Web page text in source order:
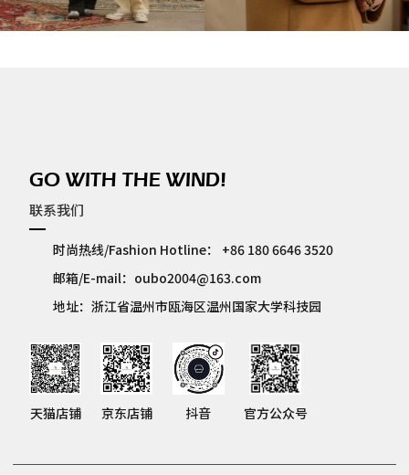
GO WITH THE WIND!
联系我们
时尚热线/Fashion Hotline：
+86 180 6646 3520
邮箱/E-mail： oubo2004@163.com
地址：浙江省温州市瓯海区温州国家大学科技园
天猫店铺 京东店铺 抖音 官方公众号